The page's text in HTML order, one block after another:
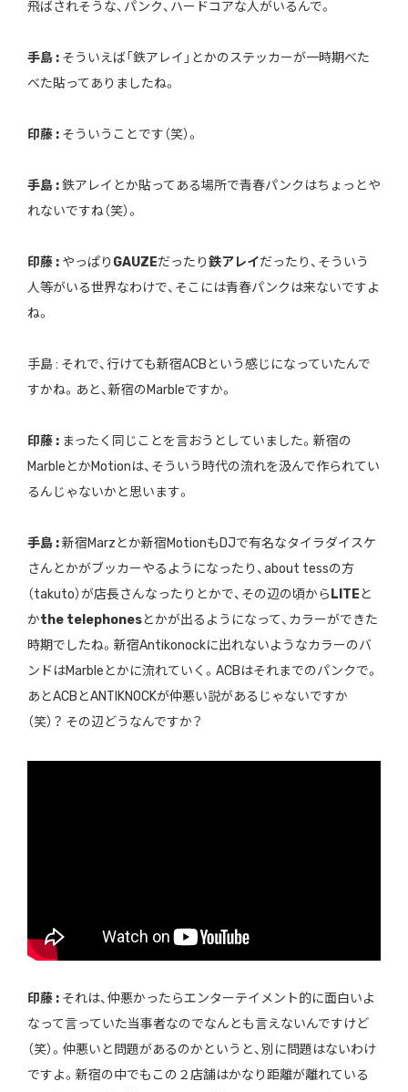
飛ばされそうな、パンク、ハードコアな人がいるんで。
手島 : そういえば「鉄アレイ」とかのステッカーが一時期べた
べた貼ってありましたね。
印藤 :そういうことです（笑）。
手島 :鉄アレイとか貼ってある場所で青春パンクはちょっとや
れないですね（笑）。
印藤 :やっぱり GAUZEだったり鉄アレイだったり、そういう
人等がいる世界なわけで、そこには青春パンクは来ないですよ
ね。
手島 : それで、行けても新宿ACBという感じになっていたんで
すかね。あと、新宿のMarbleですか。
印藤 :まったく同じことを言おうとしていました。新宿の
MarbleとかMotionは、そういう時代の流れを汲んで作られてい
るんじゃないかと思います。
手島 :新宿Marzとか新宿MotionもDJで有名なタイラダイスケ
さんとかがブッカーやるようになったり、about tessの方
（takuto）が店長さんなったりとかで、その辺の頃から LITEと
かthe telephonesとかが出るようになって、カラーができた
時期でしたね。新宿Antikonockに出れないようなカラーのバ
ンドはMarbleとかに流れていく。ACBはそれまでのパンクで。
あとACBとANTIKNOCKが仲悪い説があるじゃないですか
（笑）？ その辺どうなんですか？
印藤 :それは、仲悪かったらエンターテイメント的に面白いよ
なって言っていた当事者なのでなんとも言えないんですけど
（笑）。仲悪いと問題があるのかというと、別に問題はないわけ
ですよ。新宿の中でもこの２店舗はかなり距離が離れている